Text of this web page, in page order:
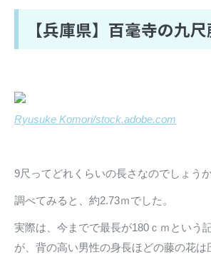
【兵庫県】百毫寺の九
Ryusuke Komori/stock.adobe.com
9尺ってどれくらいの長さなのでしょう
調べてみると、約2.73ｍでした。
実際は、今までで最長が180ｃｍという
が、背の高い男性の身長ほどの藤の花は